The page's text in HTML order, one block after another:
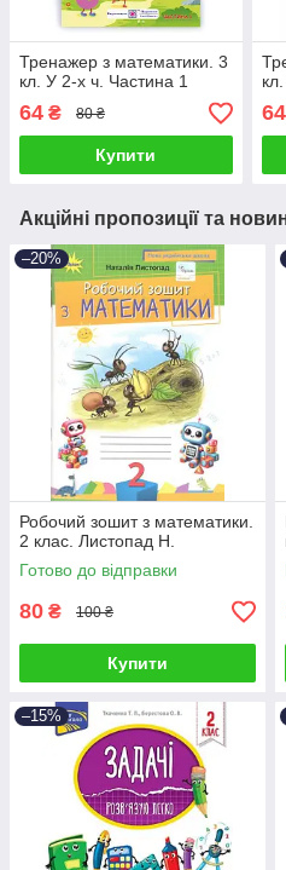
Тренажер з математики. 3
кл. У 2-х ч. Частина 1
64 ₴ 80 ₴
Купити
64
Акційні пропозиції та
–20%
Робочий зошит з математики.
2 клас. Листопад Н.
Готово до відправки
80 ₴ 100 ₴
Купити
–15%